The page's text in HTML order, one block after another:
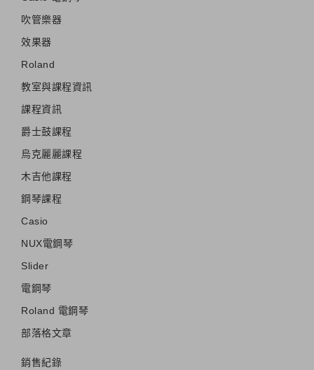
吹管樂器
效果器
Roland
教室與課程資訊
課程資訊
爵士鼓課程
烏克麗麗課程
木吉他課程
鋼琴課程
Casio
NUX電鋼琴
Slider
電鋼琴
Roland 電鋼琴
部落格文章
銷售紀錄